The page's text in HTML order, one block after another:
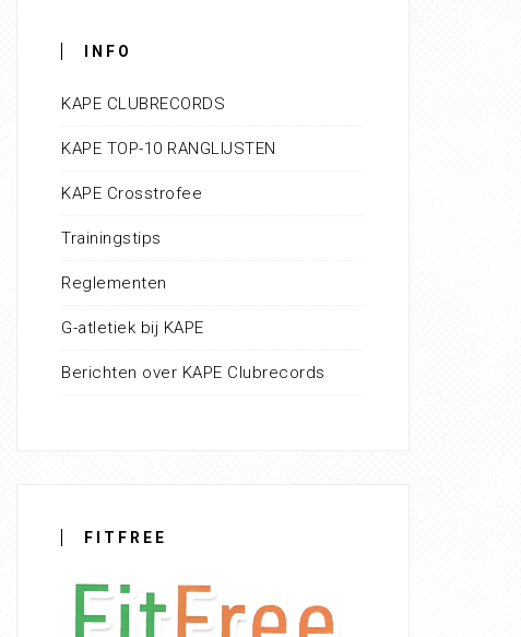
INFO
KAPE CLUBRECORDS
KAPE TOP-10 RANGLIJSTEN
KAPE Crosstrofee
Trainingstips
Reglementen
G-atletiek bij KAPE
Berichten over KAPE Clubrecords
FITFREE